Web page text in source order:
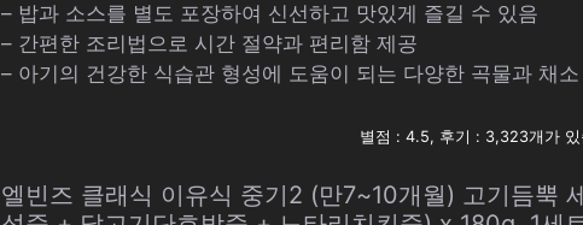
– 밥과 소스를 별도 포장하여 신선하고 맛있게 즐길 수 있음
– 간편한 조리법으로 시간 절약과 편리함 제공
– 아기의 건강한 식습관 형성에 도움이 되는 다양한 곡물과 채
별점 : 4.5, 후기 : 3,323개가 있
엘빈즈 클래식 이유식 중기2 (만7~10개월) 고기듬뿍